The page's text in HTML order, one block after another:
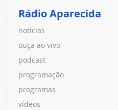
Rádio Aparecida
notícias
ouça ao vivo
podcast
programação
programas
vídeos